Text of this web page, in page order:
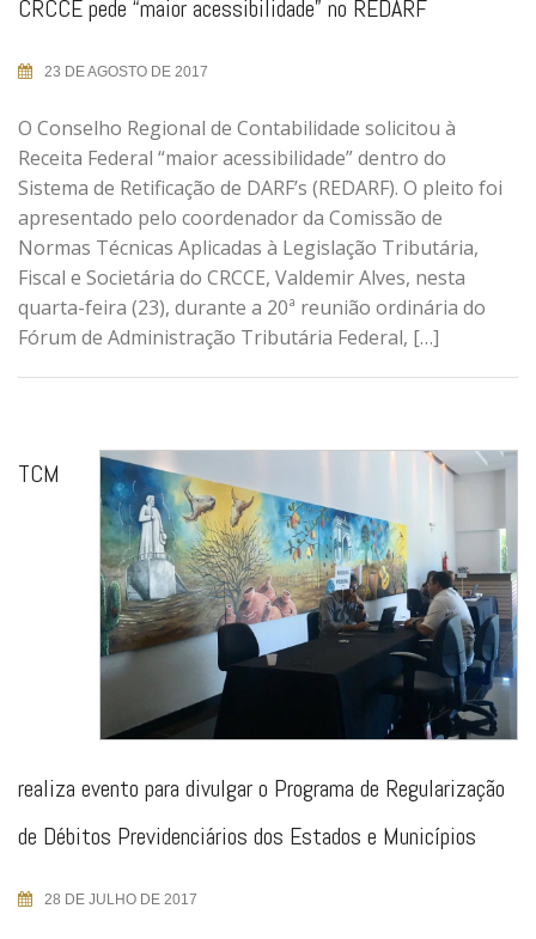
CRCCE pede “maior acessibilidade” no REDARF
23 DE AGOSTO DE 2017
O Conselho Regional de Contabilidade solicitou à
Receita Federal “maior acessibilidade” dentro do
Sistema de Retificação de DARF’s (REDARF). O pleito foi
apresentado pelo coordenador da Comissão de
Normas Técnicas Aplicadas à Legislação Tributária,
Fiscal e Societária do CRCCE, Valdemir Alves, nesta
quarta-feira (23), durante a 20ª reunião ordinária do
Fórum de Administração Tributária Federal, […]
TCM
realiza evento para divulgar o Programa de Regularização
de Débitos Previdenciários dos Estados e Municípios
28 DE JULHO DE 2017